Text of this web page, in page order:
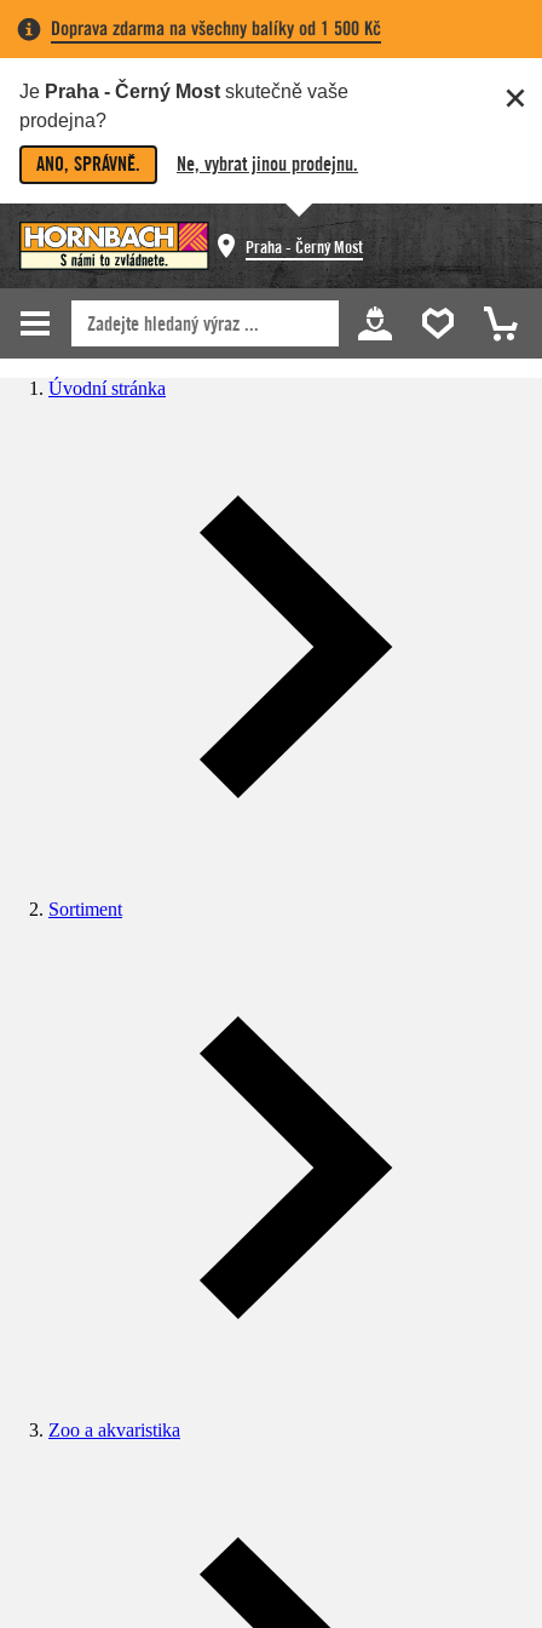
Doprava zdarma na všechny balíky od 1 500 Kč
Je Praha - Černý Most skutečně vaše
prodejna?
ANO, SPRÁVNĚ. Ne, vybrat jinou prodejnu.
Praha - Černý Most
Úvodní stránka
Sortiment
Zoo a akvaristika